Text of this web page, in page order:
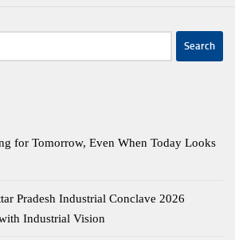
for Tomorrow, Even When Today Looks
Pradesh Industrial Conclave 2026
Industrial Vision